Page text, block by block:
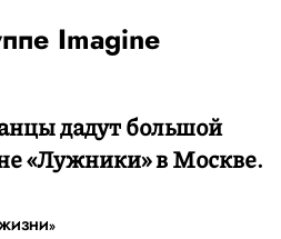
Imagine
дадут большой
«Лужники» в Москве.